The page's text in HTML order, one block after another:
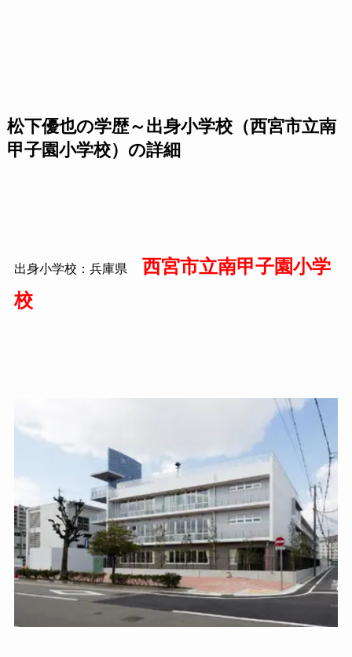
松下優也の学歴～出身小学校（西宮市立南
甲子園小学校）の詳細
出身小学校：兵庫県
西宮市立南甲子園小学
校